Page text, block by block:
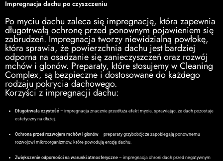
Impregnacja dachu po czyszczeniu
Po myciu dachu zaleca się impregnację, która zapewnia
długotrwałą ochronę przed ponownym pojawieniem się
zabrudzeń. Impregnacja tworzy niewidzialną powłokę,
która sprawia, że powierzchnia dachu jest bardziej
odporna na osadzanie się zanieczyszczeń oraz rozwój
mchów i glonów. Preparaty, które stosujemy w Cleaning
Complex, są bezpieczne i dostosowane do każdego
rodzaju pokrycia dachowego.
Korzyści z impregnacji dachu:
Długotrwała czystość – impregnacja znacznie przedłuża efekt mycia, sprawiając, że dach pozostaje
estetyczny na dłużej.
Ochrona przed rozwojem mchów i glonów – preparaty grzybobójcze zapobiegają ponownemu
rozwojowi mikroorganizmów, które powodują erozję dachu.
Zwiększenie odporności na warunki atmosferyczne – impregnacja chroni dach przed negatywnym